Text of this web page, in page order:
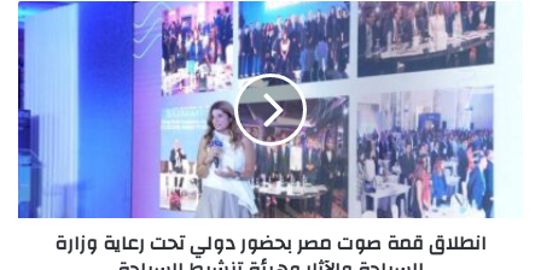
انطلاق
صوت
دولي
تحت
رعاية
وزارة
السياحةانطلاق قمة صوت مصر بحضور دولي تحت رعاية وزارة